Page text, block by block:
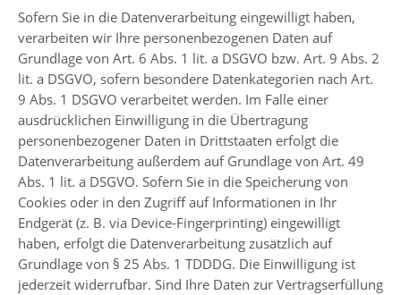
Sofern Sie in die Datenverarbeitung eingewilligt haben,
verarbeiten wir Ihre personenbezogenen Daten auf
Grundlage von Art. 6 Abs. 1 lit. a DSGVO bzw. Art. 9 Abs. 2
lit. a DSGVO, sofern besondere Datenkategorien nach Art.
9 Abs. 1 DSGVO verarbeitet werden. Im Falle einer
ausdrücklichen Einwilligung in die Übertragung
personenbezogener Daten in Drittstaaten erfolgt die
Datenverarbeitung außerdem auf Grundlage von Art. 49
Abs. 1 lit. a DSGVO. Sofern Sie in die Speicherung von
Cookies oder in den Zugriff auf Informationen in Ihr
Endgerät (z. B. via Device-Fingerprinting) eingewilligt
haben, erfolgt die Datenverarbeitung zusätzlich auf
Grundlage von § 25 Abs. 1 TDDDG. Die Einwilligung ist
jederzeit widerrufbar. Sind Ihre Daten zur Vertragserfüllung